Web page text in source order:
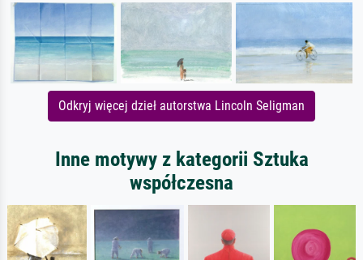
Odkryj więcej dzieł autorstwa Lincoln Seligman
Inne motywy z kategorii Sztuka
współczesna